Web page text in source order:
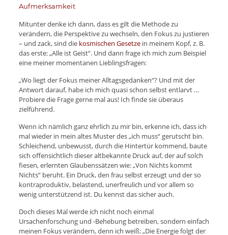
Aufmerksamkeit
Mitunter denke ich dann, dass es gilt die Methode zu
verändern, die Perspektive zu wechseln, den Fokus zu justieren
– und zack, sind die kosmischen Gesetzein meinem Kopf, z. B.
das erste: „Alle ist Geist“. Und dann frage ich mich zum Beispiel
eine meiner momentanen Lieblingsfragen:
„Wo liegt der Fokus meiner Alltagsgedanken“? Und mit der
Antwort darauf, habe ich mich quasi schon selbst entlarvt …
Probiere die Frage gerne mal aus! Ich finde sie überaus
zielführend.
Wenn ich nämlich ganz ehrlich zu mir bin, erkenne ich, dass ich
mal wieder in mein altes Muster des „ich muss“ gerutscht bin.
Schleichend, unbewusst, durch die Hintertür kommend, baute
sich offensichtlich dieser altbekannte Druck auf, der auf solch
fiesen, erlernten Glaubenssätzen wie: „Von Nichts kommt
Nichts“ beruht. Ein Druck, den frau selbst erzeugt und der so
kontraproduktiv, belastend, unerfreulich und vor allem so
wenig unterstützend ist. Du kennst das sicher auch.
Doch dieses Mal werde ich nicht noch einmal
Ursachenforschung und -Behebung betreiben, sondern einfach
meinen Fokus verändern, denn ich weiß: „Die Energie folgt der